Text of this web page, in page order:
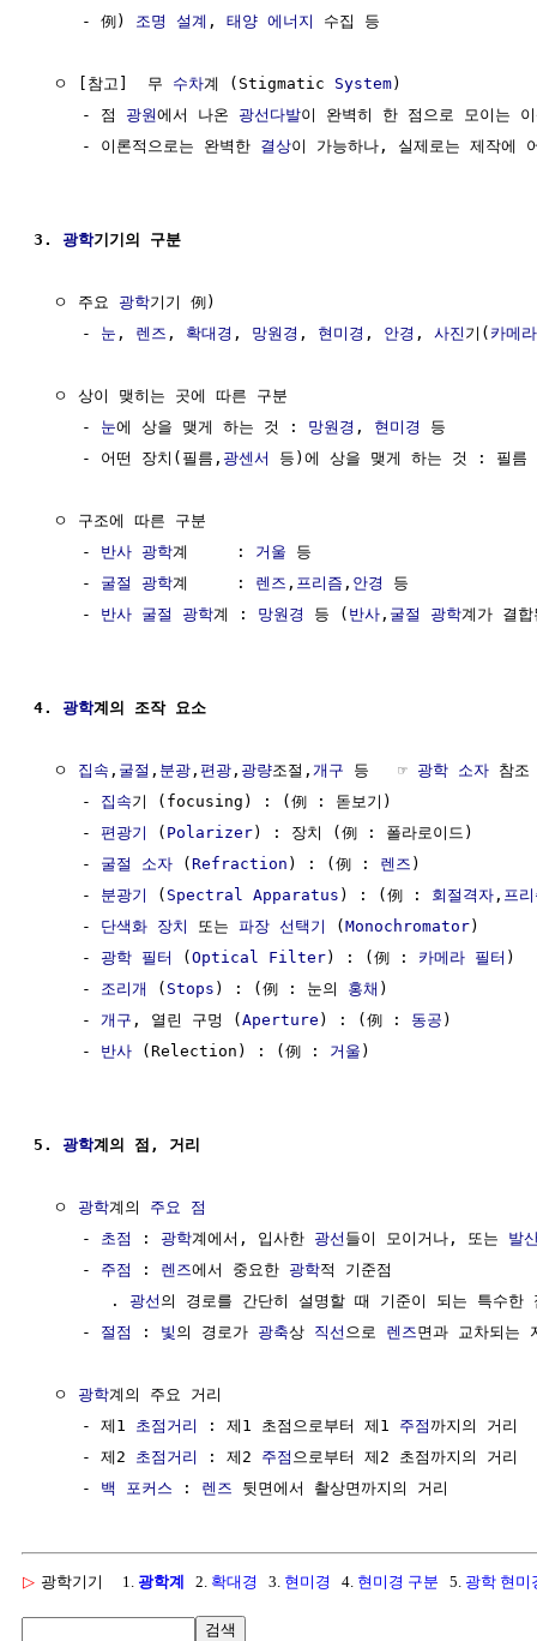
     - 例)
조명 설계 , 태양 에너지 수집 등
  ㅇ [참고]  무
수차계 (Stigmatic System)
     - 점
광원에서 나온 광선다발이 완벽히 한 점으로 모이는
     - 이론적으로는 완벽한
결상이 가능하나, 실제로는 제작에
3. 광학기기의 구분
  ㅇ 주요
광학기기 例)
     -
눈 , 렌즈 , 확대경 , 망원경 , 현미경 , 안경 , 사진 기( 카메라
  ㅇ 상이 맺히는 곳에 따른 구분
     -
눈에 상을 맺게 하는 것 : 망원경 , 현미경
등
     - 어떤 장치(필름,
광센서 등)에 상을 맺게 하는 것 : 필름
  ㅇ 구조에 따른 구분
     -
반사 광학계     : 거울 등
     -
굴절 광학계     : 렌즈 , 프리즘 , 안경
등
     -
반사 굴절 광학계 : 망원경 등 ( 반사 , 굴절 광학계가 결
4. 광학계의 조작 요소
  ㅇ
집속 , 굴절 , 분광 , 편광 , 광량조절, 개구 등   ☞ 광학 소자 참조
     -
집속기 (focusing) : (例 : 돋보기)
     -
편광기 ( Polarizer) : 장치 (例 : 폴라로이드)
     -
굴절 소자 (Refraction ) : (例 : 렌즈 )
     -
분광기 ( Spectral Apparatus ) : (例 : 회절격자 , 프
     -
단색화 장치 또는 파장 선택기 (Monochromator)
     -
광학 필터 (Optical Filter) : (例 : 카메라 필터 )
     -
조리개 ( Stops ) : (例 : 눈의 홍채 )
     -
개구 , 열린 구멍 (Aperture ) : (例 : 동공 )
     -
반사 (Relection) : (例 : 거울 )
5. 광학계의 점, 거리
  ㅇ
광학계의 주요 점
     -
초점 : 광학계에서, 입사한 광선 들이 모이거나, 또는 발
     -
주점 : 렌즈에서 중요한 광학적 기준점
        .
광선 의 경로를 간단히 설명할 때 기준이 되는 특수한
     -
절점 : 빛 의 경로가 광축상 직선 으로 렌즈면과 교차되는
  ㅇ
광학계의 주요 거리
     - 제1
초점거리 : 제1 초점으로부터 제1 주점까지의 거리
     - 제2
초점거리 : 제2 주점 으로부터 제2 초점까지의 거리
     -
백 포커스 : 렌즈
▷ 광학기기 1. 광학계 2. 확대경 3. 현미경 4. 현미경 구분 5. 광학 현미
검색